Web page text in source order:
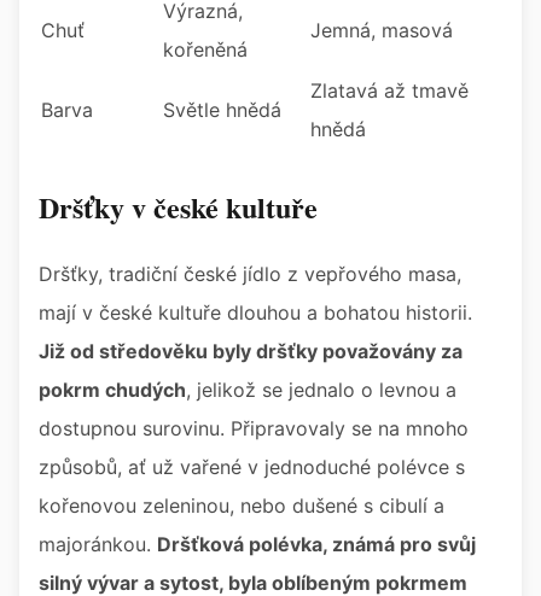
Chuť
Výrazná,
kořeněná
Jemná, masová
Barva Světle hnědá
Zlatavá až tmavě
hnědá
Dršťky v české kultuře
Dršťky, tradiční české jídlo z vepřového masa,
mají v české kultuře dlouhou a bohatou historii.
Již od středověku byly dršťky považovány za
pokrm chudých, jelikož se jednalo o levnou a
dostupnou surovinu. Připravovaly se na mnoho
způsobů, ať už vařené v jednoduché polévce s
kořenovou zeleninou, nebo dušené s cibulí a
majoránkou. Dršťková polévka, známá pro svůj
silný vývar a sytost, byla oblíbeným pokrmem